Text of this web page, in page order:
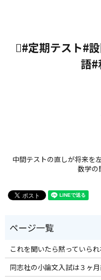
#定期テスト#
語#
中間テストの直しが将来を
数学の
これを聞いたら黙っていら
同志社の小論文入試は３ヶ